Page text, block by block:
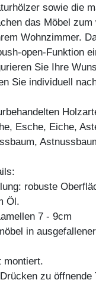
sowie die
das Möbel zum
Wohnzimmer.
open-Funktion
Sie Ihre
Sie individuell
Esche, Eiche,
robuste
Öl.
7 - 9cm
in
montiert.
zu öffnende